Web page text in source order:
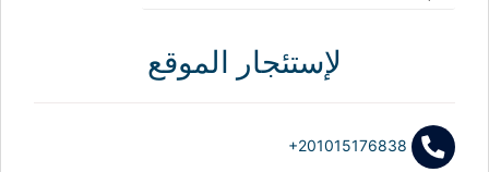
لإستئجار الموقع
+201015176838